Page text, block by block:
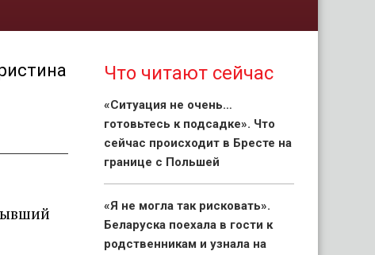
Что читают сейчас
«Ситуация не очень…
готовьтесь к подсадке». Что
сейчас происходит в Бресте на
границе с Польшей
«Я не могла так рисковать».
Беларуска поехала в гости к
родственникам и узнала на